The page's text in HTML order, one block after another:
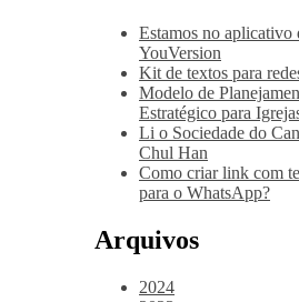
Estamos no aplicativo
YouVersion
Kit de textos para
Modelo de
Estratégico para
Li o Sociedade do
Chul Han
Como criar link com
para o WhatsApp?
Arquivos
2024